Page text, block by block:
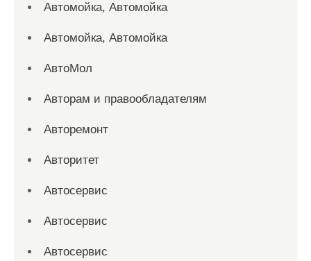
Автомойка, Автомойка
Автомойка, Автомойка
АвтоМол
Авторам и правообладателям
Авторемонт
Авторитет
Автосервис
Автосервис
Автосервис